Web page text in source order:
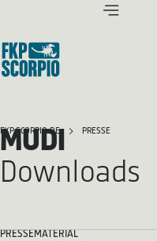
FKP SCORPIO.DE PRESSE
MUDI
Downloads
PRESSEMATERIAL